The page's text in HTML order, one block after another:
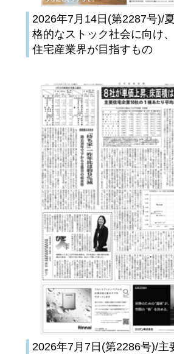
2026年7月14日(第2287号)/
格的なストック社会に向け
住宅産業界が目指すもの
2026年7月7日(第2286号)/主